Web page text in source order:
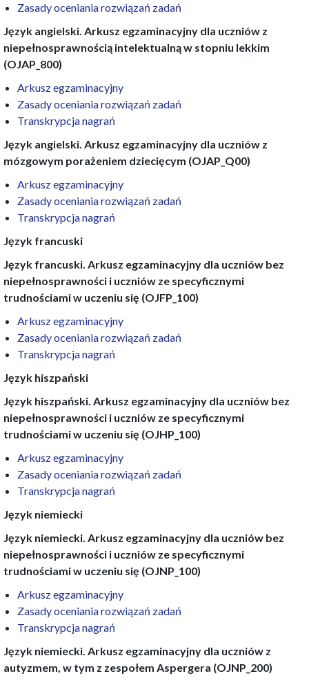
Zasady oceniania rozwiązań zadań
Język angielski. Arkusz egzaminacyjny dla uczniów z
niepełnosprawnością intelektualną w stopniu lekkim
(OJAP_800)
Arkusz egzaminacyjny
Zasady oceniania rozwiązań zadań
Transkrypcja nagrań
Język angielski. Arkusz egzaminacyjny dla uczniów z
mózgowym porażeniem dziecięcym (OJAP_Q00)
Arkusz egzaminacyjny
Zasady oceniania rozwiązań zadań
Transkrypcja nagrań
Język francuski
Język francuski. Arkusz egzaminacyjny dla uczniów bez
niepełnosprawności i uczniów ze specyficznymi
trudnościami w uczeniu się (OJFP_100)
Arkusz egzaminacyjny
Zasady oceniania rozwiązań zadań
Transkrypcja nagrań
Język hiszpański
Język hiszpański. Arkusz egzaminacyjny dla uczniów bez
niepełnosprawności i uczniów ze specyficznymi
trudnościami w uczeniu się (OJHP_100)
Arkusz egzaminacyjny
Zasady oceniania rozwiązań zadań
Transkrypcja nagrań
Język niemiecki
Język niemiecki. Arkusz egzaminacyjny dla uczniów bez
niepełnosprawności i uczniów ze specyficznymi
trudnościami w uczeniu się (OJNP_100)
Arkusz egzaminacyjny
Zasady oceniania rozwiązań zadań
Transkrypcja nagrań
Język niemiecki. Arkusz egzaminacyjny dla uczniów z
autyzmem, w tym z zespołem Aspergera (OJNP_200)